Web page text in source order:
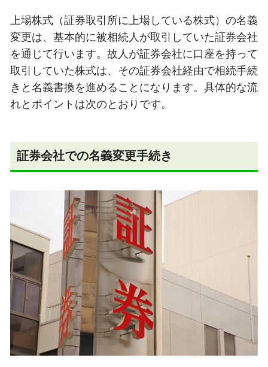
上場株式（証券取引所に上場している株式）の名義
変更は、基本的に被相続人が取引していた証券会社
を通じて行います。故人が証券会社に口座を持って
取引していた株式は、その証券会社経由で相続手続
きと名義書換を進めることになります。具体的な流
れとポイントは次のとおりです。
証券会社での名義変更手続き